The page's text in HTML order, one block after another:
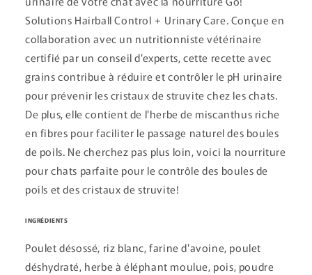
n
u
r
é
d
u
c
b
e
Solutions Hairball Control + Urinary Care. Conçue en
collaboration avec un nutritionniste vétérinaire
certifié par un conseil d'experts, cette recette avec
grains contribue à réduire et contrôler le pH urinaire
pour prévenir les cristaux de struvite chez les chats.
De plus, elle contient de l'herbe de miscanthus riche
en fibres pour faciliter le passage naturel des boules
de poils. Ne cherchez pas plus loin, voici la nourriture
pour chats parfaite pour le contrôle des boules de
poils et des cristaux de struvite!
INGRÉDIENTS
Poulet désossé, riz blanc, farine d'avoine, poulet
déshydraté, herbe à éléphant moulue, pois, poudre